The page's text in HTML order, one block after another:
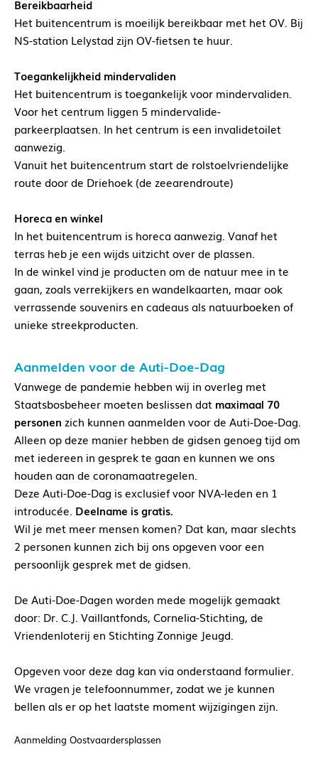
Bereikbaarheid
Het buitencentrum is moeilijk bereikbaar met het OV. Bij
NS-station Lelystad zijn OV-fietsen te huur.
Toegankelijkheid mindervaliden
Het buitencentrum is toegankelijk voor mindervaliden.
Voor het centrum liggen 5 mindervalide-
parkeerplaatsen. In het centrum is een invalidetoilet
aanwezig.
Vanuit het buitencentrum start de rolstoelvriendelijke
route door de Driehoek (de zeearendroute)
Horeca en winkel
In het buitencentrum is horeca aanwezig. Vanaf het
terras heb je een wijds uitzicht over de plassen.
In de winkel vind je producten om de natuur mee in te
gaan, zoals verrekijkers en wandelkaarten, maar ook
verrassende souvenirs en cadeaus als natuurboeken of
unieke streekproducten.
Aanmelden voor de Auti-Doe-Dag
Vanwege de pandemie hebben wij in overleg met
Staatsbosbeheer moeten beslissen dat maximaal 70
personen zich kunnen aanmelden voor de Auti-Doe-Dag.
Alleen op deze manier hebben de gidsen genoeg tijd om
met iedereen in gesprek te gaan en kunnen we ons
houden aan de coronamaatregelen.
Deze Auti-Doe-Dag is exclusief voor NVA-leden en 1
introducée. Deelname is gratis.
Wil je met meer mensen komen? Dat kan, maar slechts
2 personen kunnen zich bij ons opgeven voor een
persoonlijk gesprek met de gidsen.
De Auti-Doe-Dagen worden mede mogelijk gemaakt
door: Dr. C.J. Vaillantfonds, Cornelia-Stichting, de
Vriendenloterij en Stichting Zonnige Jeugd.
Opgeven voor deze dag kan via onderstaand formulier.
We vragen je telefoonnummer, zodat we je kunnen
bellen als er op het laatste moment wijzigingen zijn.
Aanmelding Oostvaardersplassen